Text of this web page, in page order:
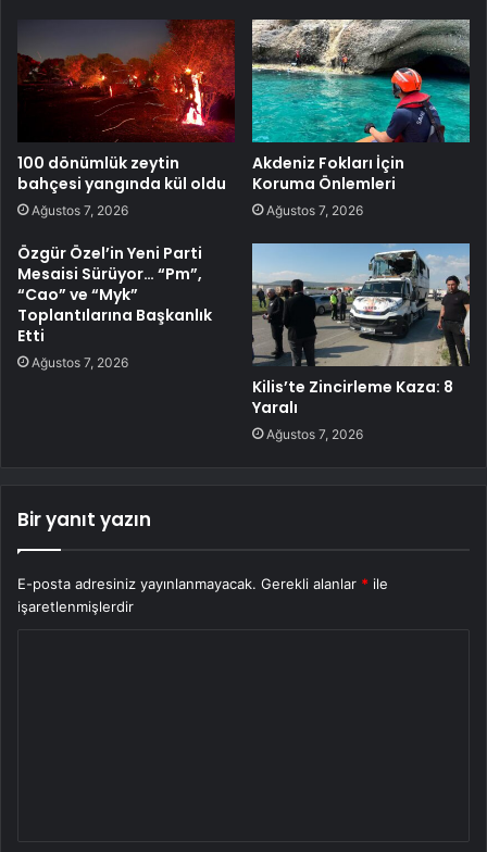
100 dönümlük zeytin
bahçesi yangında kül oldu
Ağustos 7, 2026
Akdeniz Fokları İçin
Koruma Önlemleri
Ağustos 7, 2026
Özgür Özel’in Yeni Parti
Mesaisi Sürüyor… “Pm”,
“Cao” ve “Myk”
Toplantılarına Başkanlık
Etti
Ağustos 7, 2026
Kilis’te Zincirleme Kaza: 8
Yaralı
Ağustos 7, 2026
Bir yanıt yazın
E-posta adresiniz yayınlanmayacak. Gerekli alanlar * ile
işaretlenmişlerdir